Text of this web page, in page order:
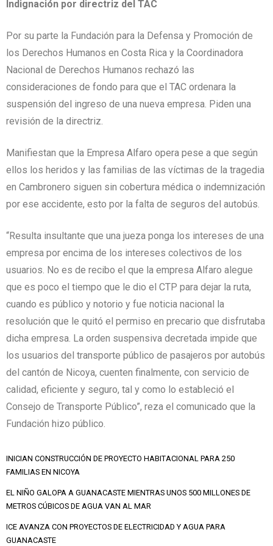
Indignación por directriz del TAC
Por su parte la Fundación para la Defensa y Promoción de
los Derechos Humanos en Costa Rica y la Coordinadora
Nacional de Derechos Humanos rechazó las
consideraciones de fondo para que el TAC ordenara la
suspensión del ingreso de una nueva empresa. Piden una
revisión de la directriz.
Manifiestan que la Empresa Alfaro opera pese a que según
ellos los heridos y las familias de las víctimas de la tragedia
en Cambronero siguen sin cobertura médica o indemnización
por ese accidente, esto por la falta de seguros del autobús.
“Resulta insultante que una jueza ponga los intereses de una
empresa por encima de los intereses colectivos de los
usuarios. No es de recibo el que la empresa Alfaro alegue
que es poco el tiempo que le dio el CTP para dejar la ruta,
cuando es público y notorio y fue noticia nacional la
resolución que le quitó el permiso en precario que disfrutaba
dicha empresa. La orden suspensiva decretada impide que
los usuarios del transporte público de pasajeros por autobús
del cantón de Nicoya, cuenten finalmente, con servicio de
calidad, eficiente y seguro, tal y como lo estableció el
Consejo de Transporte Público”, reza el comunicado que la
Fundación hizo público.
INICIAN CONSTRUCCIÓN DE PROYECTO HABITACIONAL PARA 250
FAMILIAS EN NICOYA
EL NIÑO GALOPA A GUANACASTE MIENTRAS UNOS 500 MILLONES DE
METROS CÚBICOS DE AGUA VAN AL MAR
ICE AVANZA CON PROYECTOS DE ELECTRICIDAD Y AGUA PARA
GUANACASTE